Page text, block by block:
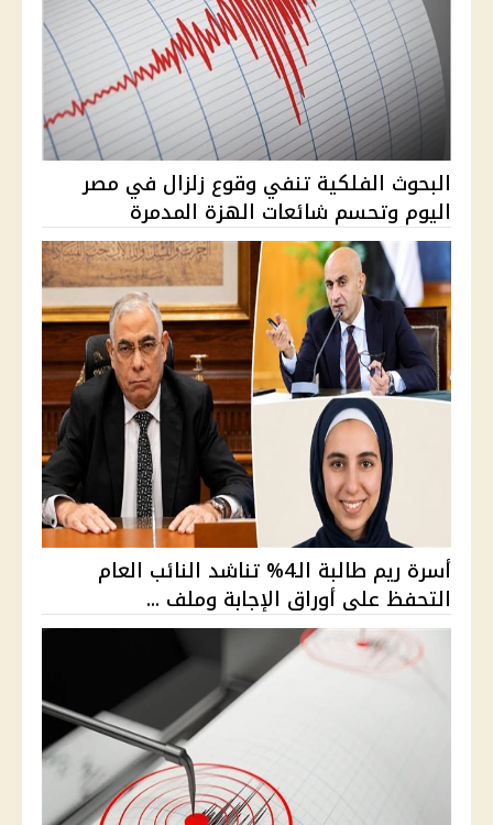
البحوث الفلكية تنفي وقوع زلزال في مصر
اليوم وتحسم شائعات الهزة المدمرة
أسرة ريم طالبة الـ4% تناشد النائب العام
التحفظ على أوراق الإجابة وملف ...